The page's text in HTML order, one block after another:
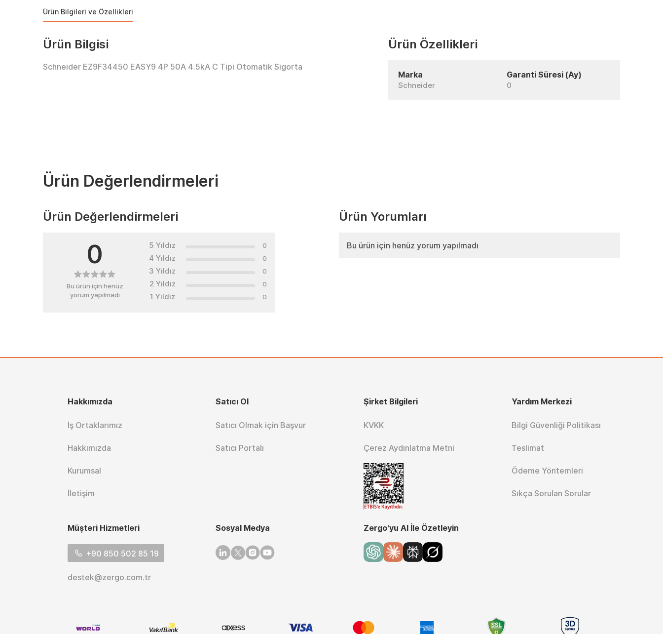
Ürün Bilgileri ve Özellikleri
Ürün Bilgisi
Schneider EZ9F34450 EASY9 4P 50A 4.5kA C Tipi Otomatik Sigorta
Ürün Özellikleri
Marka
Schneider
Garanti Süresi (Ay)
0
Ürün Değerlendirmeleri
Ürün Değerlendirmeleri
0
Bu ürün için henüz
yorum yapılmadı
5 Yıldız 0
4 Yıldız 0
3 Yıldız 0
2 Yıldız 0
1 Yıldız 0
Ürün Yorumları
Bu ürün için henüz yorum yapılmadı
Hakkımızda
İş Ortaklarımız
Hakkımızda
Kurumsal
İletişim
Satıcı Ol
Satıcı Olmak için Başvur
Satıcı Portalı
Şirket Bilgileri
KVKK
Çerez Aydınlatma Metni
Yardım Merkezi
Bilgi Güvenliği Politikası
Teslimat
Ödeme Yöntemleri
Sıkça Sorulan Sorular
Müşteri Hizmetleri
+90 850 502 85 19
destek@zergo.com.tr
Sosyal Medya
Linkedin
TwitterInstagram
Youtube
Zergo'yu AI İle Özetleyin